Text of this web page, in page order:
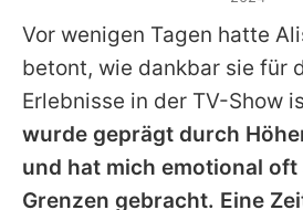
Vor wenigen Tagen hatte
betont, wie dankbar sie für
Erlebnisse in der TV-Show
wurde geprägt durch
und hat mich emotional oft
Grenzen gebracht. Eine